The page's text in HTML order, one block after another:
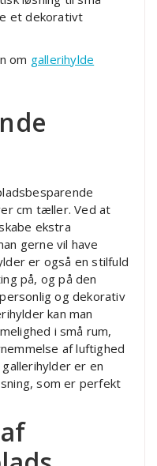
et dekorativt
om gallerihylde
cm tæller. Ved at
ekstra
gerne vil have
er også en stilfuld
på, og på den
og dekorativ
kan man
i små rum,
af luftighed
er en
som er perfekt